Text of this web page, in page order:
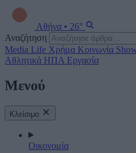
Αθήνα • 26°
Αναζήτηση
Media Life Χρήμα Κοινωνία
Αθλητικά ΗΠΑ Εργασία
Μενού
Κλείσιμο
Οικονομία